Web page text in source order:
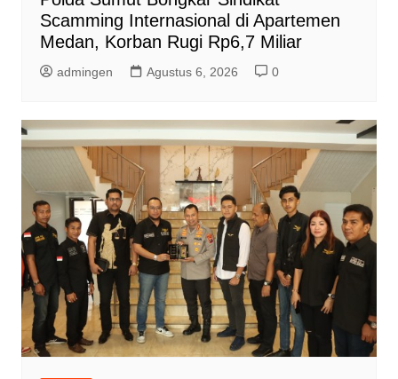
Scamming Internasional di Apartemen
Medan, Korban Rugi Rp6,7 Miliar
admingen Agustus 6, 2026 0